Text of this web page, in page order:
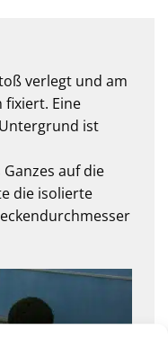
verlegt und am
fixiert. Eine
ist
auf die
die isolierte